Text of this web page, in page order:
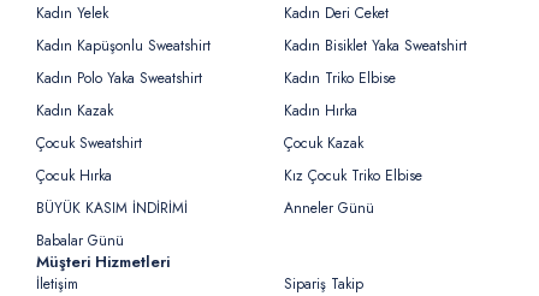
Kadın Yelek
Kadın Deri Ceket
Kadın Kapüşonlu Sweatshirt
Kadın Bisiklet Yaka Sweatshirt
Kadın Polo Yaka Sweatshirt
Kadın Triko Elbise
Kadın Kazak
Kadın Hırka
Çocuk Sweatshirt
Çocuk Kazak
Çocuk Hırka
Kız Çocuk Triko Elbise
BÜYÜK KASIM İNDİRİMİ
Anneler Günü
Babalar Günü
Müşteri Hizmetleri
İletişim
Sipariş Takip